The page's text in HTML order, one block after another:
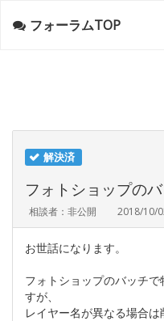
フォーラムTOP
解決済
フォトショップの
相談者：非公開 2018/10/
お世話になります。
フォトショップのバッチ
すが、
レイヤー名が異なる場合